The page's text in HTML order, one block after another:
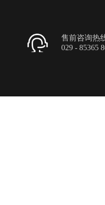
售前咨询热
029 - 85365